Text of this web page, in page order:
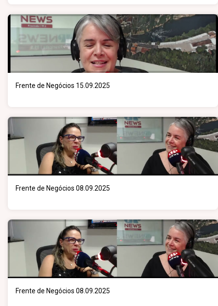
Frente de Negócios 15.09.2025
Frente de Negócios 08.09.2025
Frente de Negócios 08.09.2025